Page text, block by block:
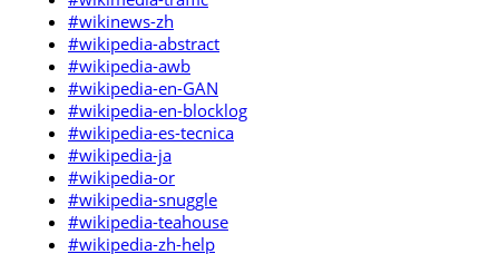
#wikinews-zh
#wikipedia-abstract
#wikipedia-awb
#wikipedia-en-GAN
#wikipedia-en-blocklog
#wikipedia-es-tecnica
#wikipedia-ja
#wikipedia-or
#wikipedia-snuggle
#wikipedia-teahouse
#wikipedia-zh-help